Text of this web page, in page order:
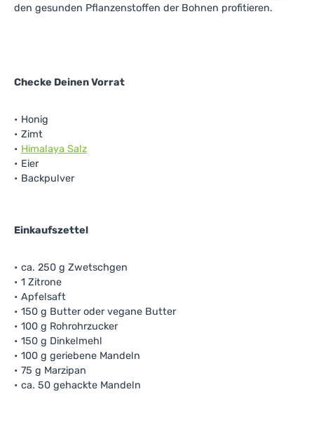
den gesunden Pflanzenstoffen der Bohnen profitieren.
Checke Deinen Vorrat
• Honig
• Zimt
• Himalaya Salz
• Eier
• Backpulver
Einkaufszettel
• ca. 250 g Zwetschgen
• 1 Zitrone
• Apfelsaft
• 150 g Butter oder vegane Butter
• 100 g Rohrohrzucker
• 150 g Dinkelmehl
• 100 g geriebene Mandeln
• 75 g Marzipan
• ca. 50 gehackte Mandeln